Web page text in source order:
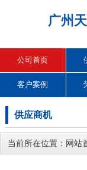
广州
公司首页
客户案例
供应商机
当前所在位置： 网站